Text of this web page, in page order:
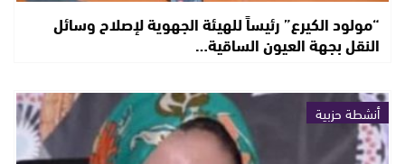
“مولود الكيرع” رئيساً للهيئة الجهوية لإصلاح وسائل
النقل بجهة العيون الساقية…
أنشطة حزبية